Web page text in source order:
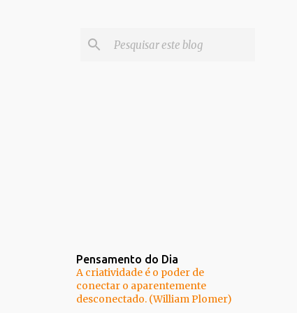
Pensamento do Dia
A criatividade é o poder de
conectar o aparentemente
desconectado. (William Plomer)